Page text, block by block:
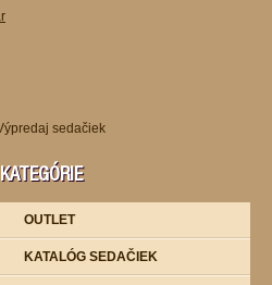
KATEGÓRIE
OUTLET
KATALÓG SEDAČIEK